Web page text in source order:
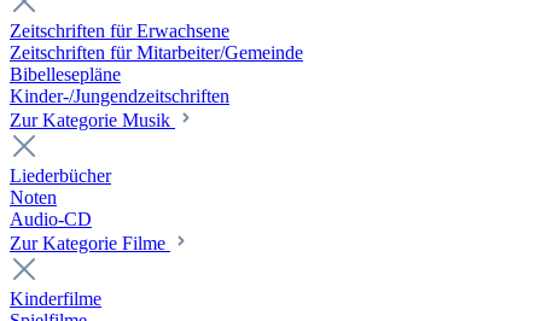
Zeitschriften für Erwachsene
Zeitschriften für Mitarbeiter/Gemeinde
Bibellesepläne
Kinder-/Jungendzeitschriften
Zur Kategorie Musik
Liederbücher
Noten
Audio-CD
Zur Kategorie Filme
Kinderfilme